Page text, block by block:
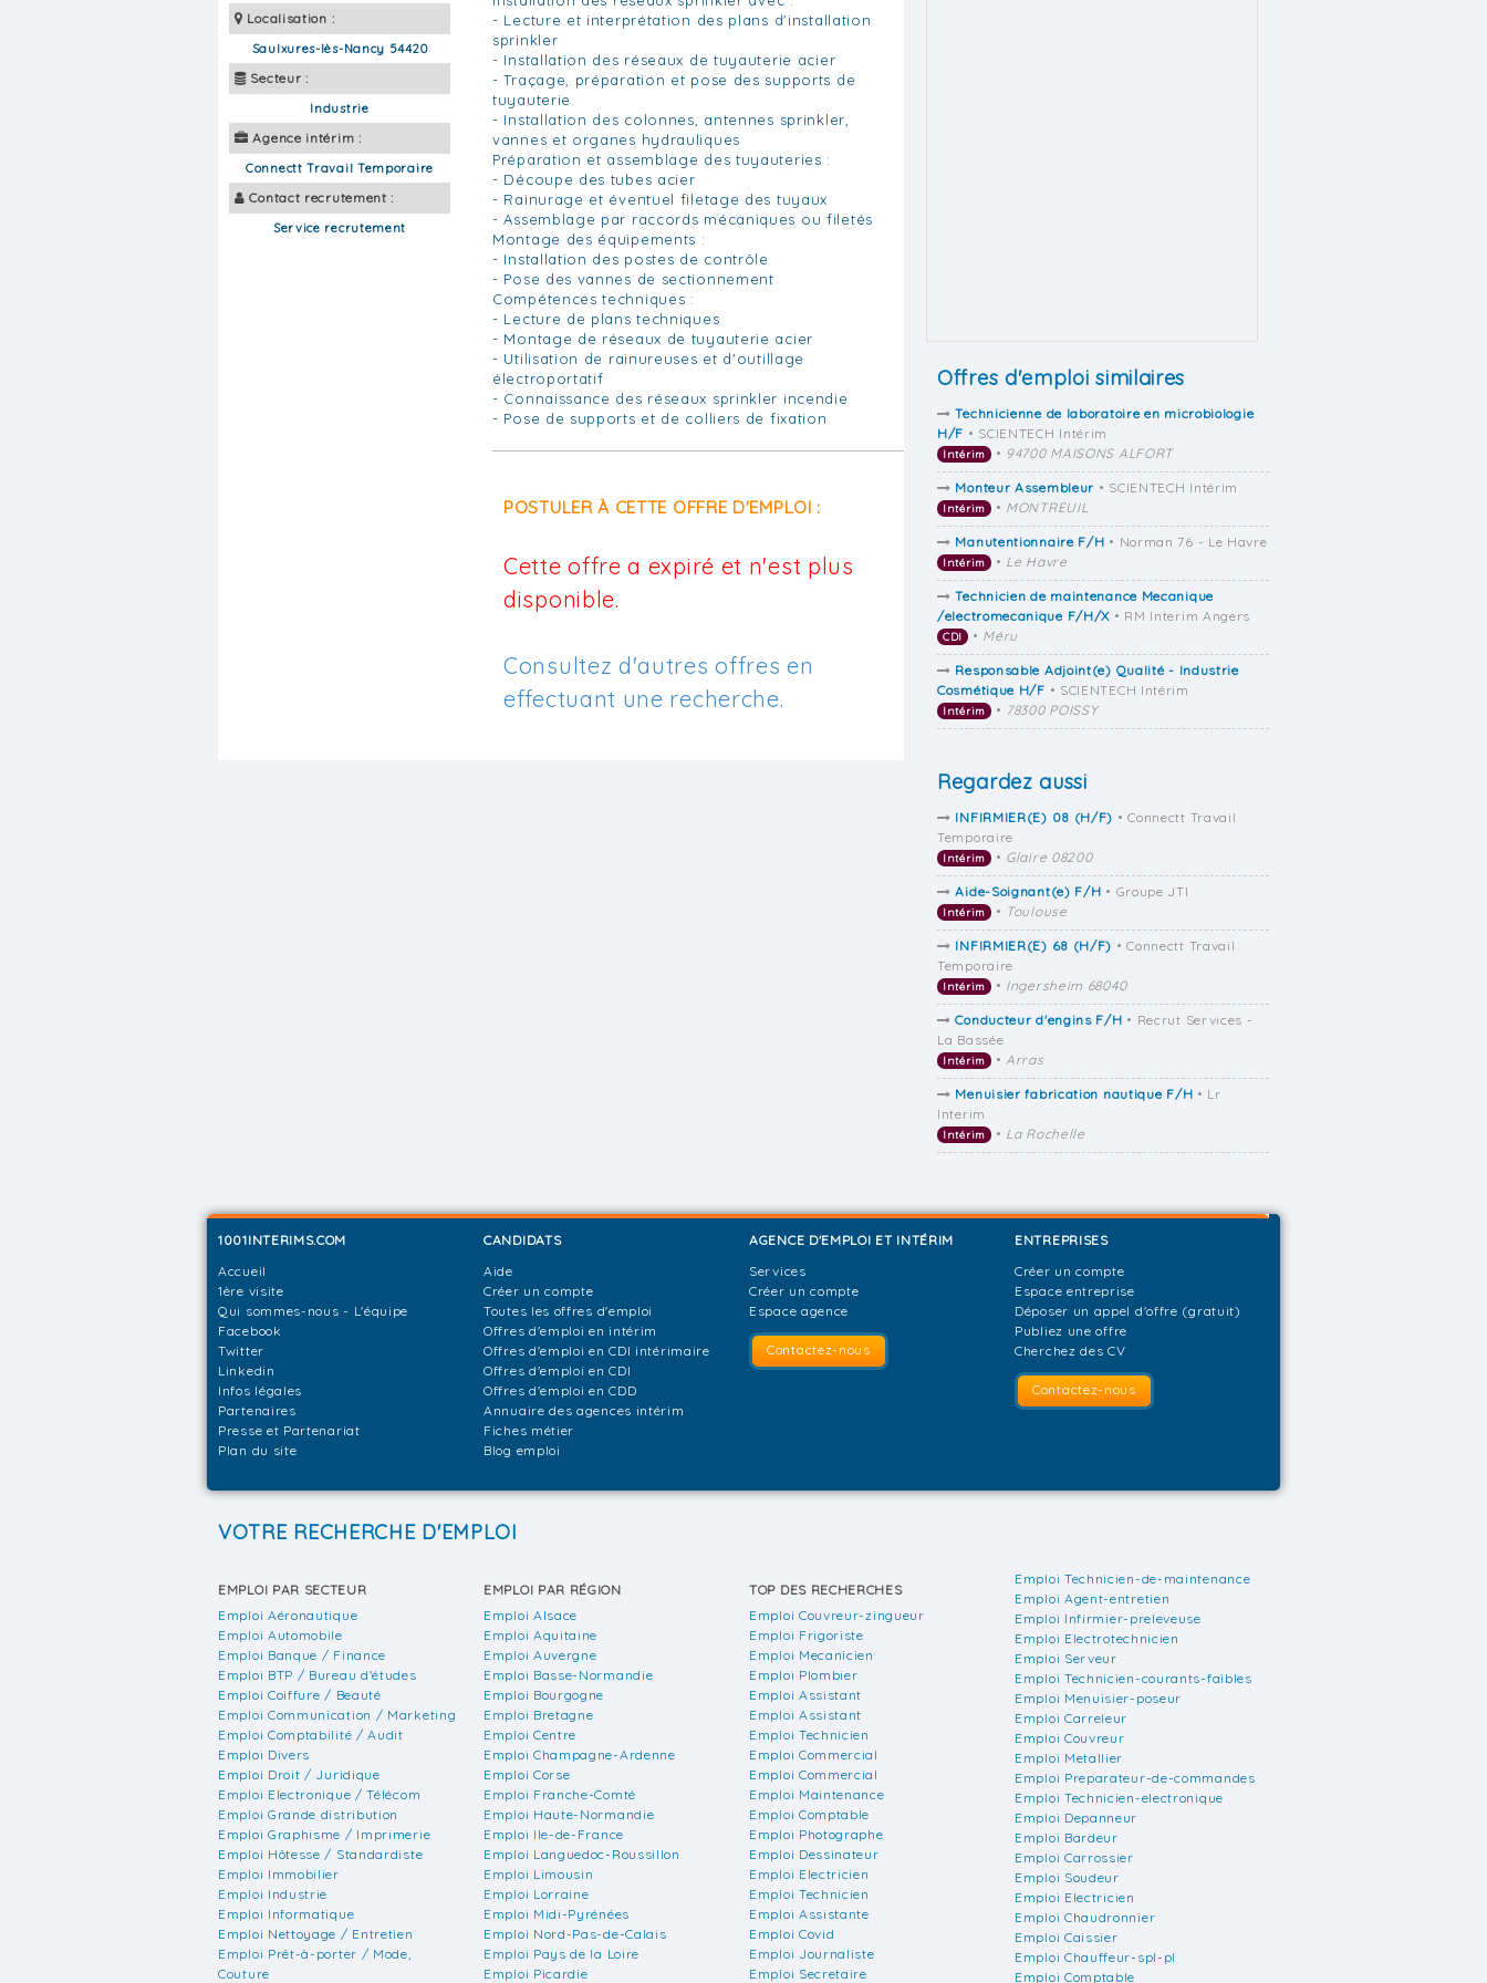
Localisation :
Saulxures-lès-Nancy 54420
Secteur :
Industrie
Agence intérim :
Connectt Travail Temporaire
Contact recrutement :
Service recrutement
- Lecture et interprétation des plans d'installation
sprinkler
- Installation des réseaux de tuyauterie acier
- Traçage, préparation et pose des supports de
tuyauterie
- Installation des colonnes, antennes sprinkler,
vannes et organes hydrauliques
Préparation et assemblage des tuyauteries :
- Découpe des tubes acier
- Rainurage et éventuel filetage des tuyaux
- Assemblage par raccords mécaniques ou filetés
Montage des équipements :
- Installation des postes de contrôle
- Pose des vannes de sectionnement
Compétences techniques :
- Lecture de plans techniques
- Montage de réseaux de tuyauterie acier
- Utilisation de rainureuses et d'outillage
électroportatif
- Connaissance des réseaux sprinkler incendie
- Pose de supports et de colliers de fixation
POSTULER À CETTE OFFRE D'EMPLOI :
Cette offre a expiré et n'est plus
disponible.
Consultez d'autres offres en
effectuant une recherche.
Offres d'emploi similaires
Technicienne de laboratoire en microbiologie
H/F • SCIENTECH Intérim
Intérim • 94700 MAISONS ALFORT
Monteur Assembleur • SCIENTECH Intérim
Intérim • MONTREUIL
Manutentionnaire F/H • Norman 76 - Le Havre
Intérim • Le Havre
Technicien de maintenance Mecanique
/electromecanique F/H/X • RM Interim Angers
CDI • Méru
Responsable Adjoint(e) Qualité - Industrie
Cosmétique H/F • SCIENTECH Intérim
Intérim • 78300 POISSY
Regardez aussi
INFIRMIER(E) 08 (H/F) • Connectt Travail
Temporaire
Intérim • Glaire 08200
Aide-Soignant(e) F/H • Groupe JTI
Intérim • Toulouse
INFIRMIER(E) 68 (H/F) • Connectt Travail
Temporaire
Intérim • Ingersheim 68040
Conducteur d'engins F/H • Recrut Services -
La Bassée
Intérim •Arras
Menuisier fabrication nautique F/H • Lr
Interim
Intérim • La Rochelle
1001INTERIMS.COM
Accueil
1ère visite
Qui sommes-nous - L'équipe
Facebook
Twitter
Linkedin
Infos légales
Partenaires
Presse et Partenariat
Plan du site
CANDIDATS
Aide
Créer un compte
Toutes les offres d'emploi
Offres d'emploi en intérim
Offres d'emploi en CDI intérimaire
Offres d'emploi en CDI
Offres d'emploi en CDD
Annuaire des agences intérim
Fiches métier
Blog emploi
AGENCE D'EMPLOI ET INTÉRIM
Services
Créer un compte
Espace agence
Contactez-nous
ENTREPRISES
Créer un compte
Espace entreprise
Déposer un appel d'offre (gratuit)
Publiez une offre
Cherchez des CV
Contactez-nous
VOTRE RECHERCHE D'EMPLOI
EMPLOI PAR SECTEUR
Emploi Aéronautique
Emploi Automobile
Emploi Banque / Finance
Emploi BTP / Bureau d'études
Emploi Coiffure / Beauté
Emploi Communication / Marketing
Emploi Comptabilité / Audit
Emploi Divers
Emploi Droit / Juridique
Emploi Electronique / Télécom
Emploi Grande distribution
Emploi Graphisme / Imprimerie
Emploi Hôtesse / Standardiste
Emploi Immobilier
Emploi Industrie
Emploi Informatique
Emploi Nettoyage / Entretien
Emploi Prêt-à-porter / Mode,
Couture
EMPLOI PAR RÉGION
Emploi Alsace
Emploi Aquitaine
Emploi Auvergne
Emploi Basse-Normandie
Emploi Bourgogne
Emploi Bretagne
Emploi Centre
Emploi Champagne-Ardenne
Emploi Corse
Emploi Franche-Comté
Emploi Haute-Normandie
Emploi Ile-de-France
Emploi Languedoc-Roussillon
Emploi Limousin
Emploi Lorraine
Emploi Midi-Pyrénées
Emploi Nord-Pas-de-Calais
Emploi Pays de la Loire
Emploi Picardie
TOP DES RECHERCHES
Emploi Couvreur-zingueur
Emploi Frigoriste
Emploi Mecanicien
Emploi Plombier
Emploi Assistant
Emploi Assistant
Emploi Technicien
Emploi Commercial
Emploi Commercial
Emploi Maintenance
Emploi Comptable
Emploi Photographe
Emploi Dessinateur
Emploi Electricien
Emploi Technicien
Emploi Assistante
Emploi Covid
Emploi Journaliste
Emploi Secretaire
Emploi Technicien-de-maintenance
Emploi Agent-entretien
Emploi Infirmier-preleveuse
Emploi Electrotechnicien
Emploi Serveur
Emploi Technicien-courants-faibles
Emploi Menuisier-poseur
Emploi Carreleur
Emploi Couvreur
Emploi Metallier
Emploi Preparateur-de-commandes
Emploi Technicien-electronique
Emploi Depanneur
Emploi Bardeur
Emploi Carrossier
Emploi Soudeur
Emploi Electricien
Emploi Chaudronnier
Emploi Caissier
Emploi Chauffeur-spl-pl
Emploi Comptable